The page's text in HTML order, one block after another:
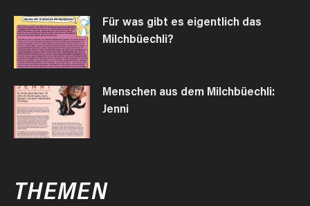
Für was gibt es eigentlich das
Milchbüechli?
Menschen aus dem Milchbüechli:
Jenni
THEMEN